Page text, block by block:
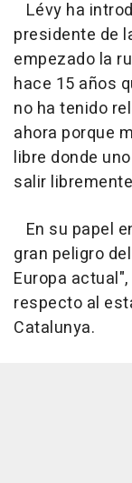
Lévy ha
presidente de
empezado la
hace 15 años
no ha tenido
ahora porque
libre donde
salir
En su papel
gran peligro
Europa
respecto al
Catalunya.